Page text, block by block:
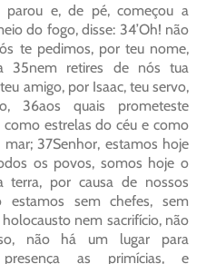
parou e, de pé, começou a
do fogo, disse: 34’Oh! não
te pedimos, por teu nome,
35nem retires de nós tua
amigo, por Isaac, teu servo,
36aos quais prometeste
estrelas do céu e como
37Senhor, estamos hoje
os povos, somos hoje o
por causa de nossos
estamos sem chefes, sem
nem sacrifício, não
não há um lugar para
as primícias, e